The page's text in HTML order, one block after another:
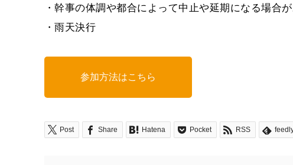
・幹事の体調や都合によって中止や延期になる場合
・雨天決行
参加方法はこちら
Post Share Hatena Pocket RSS